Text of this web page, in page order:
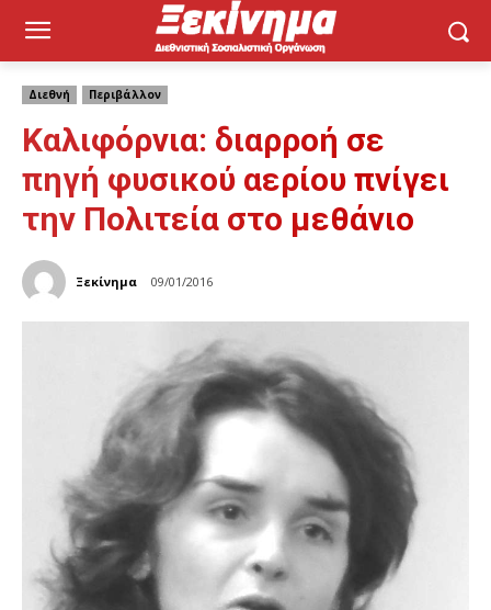
Διεθνή Περιβάλλον
Καλιφόρνια: διαρροή σε
πηγή φυσικού αερίου πνίγει
την Πολιτεία στο μεθάνιο
Ξεκίνημα 09/01/2016